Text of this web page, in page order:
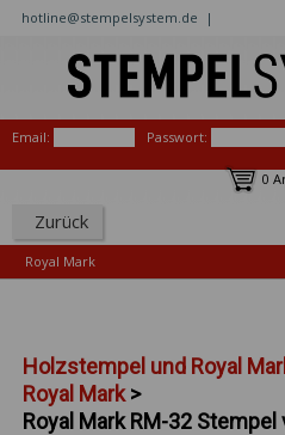
hotline@stempelsystem.de |
Email: Passwort:
0
Zurück
Royal Mark
Holzstempel und Royal
Royal Mark >
Royal Mark RM-32